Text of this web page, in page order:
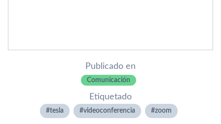
Publicado en
Comunicación
Etiquetado
tesla videoconferencia zoom